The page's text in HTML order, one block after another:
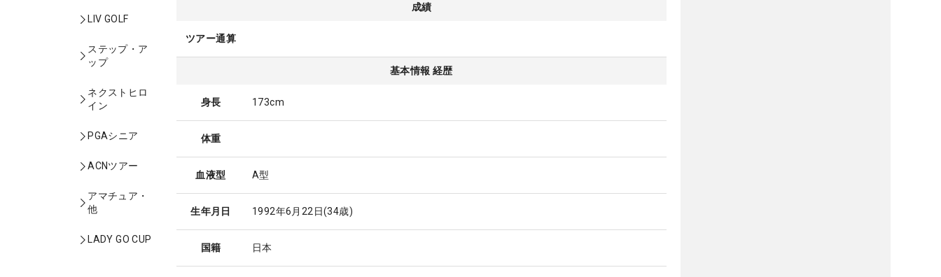
LIV GOLF
ステップ・ア
ップ
ネクストヒロ
イン
PGAシニア
ACNツアー
アマチュア・
他
LADY GO CUP
成績
ツアー通算
基本情報 経歴
身長 173cm
体重
血液型 A型
生年月日 1992年6月22日(34歳)
国籍 日本